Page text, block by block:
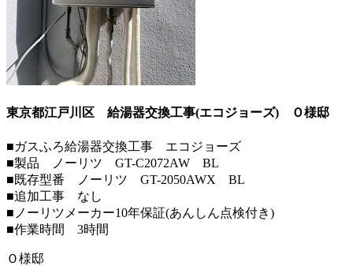
東京都江戸川区 給湯器交換工事(エコジョーズ) Ｏ様邸
■ガスふろ給湯器交換工事 エコジョーズ
■製品 ノーリツ GT-C2072AW BL
■既存型番 ノーリツ GT-2050AWX BL
■追加工事 なし
■ノーリツメーカー10年保証(あんしん点検付き)
■作業時間 3時間
Ｏ様邸